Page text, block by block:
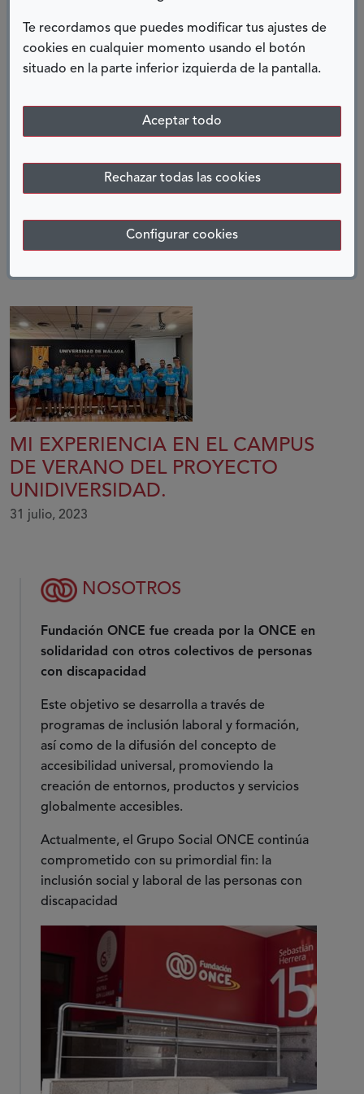
Te recordamos que puedes modificar tus ajustes de
cookies en cualquier momento usando el botón
situado en la parte inferior izquierda de la pantalla.
Aceptar todo
Rechazar todas las cookies
Configurar cookies
10 septiembre, 2024
MI EXPERIENCIA EN EL CAMPUS
DE VERANO DEL PROYECTO
UNIDIVERSIDAD.
31 julio, 2023
NOSOTROS
Fundación ONCE fue creada por la ONCE en
solidaridad con otros colectivos de personas
con discapacidad
Este objetivo se desarrolla a través de
programas de inclusión laboral y formación,
así como de la difusión del concepto de
accesibilidad universal, promoviendo la
creación de entornos, productos y servicios
globalmente accesibles.
Actualmente, el Grupo Social ONCE continúa
comprometido con su primordial fin: la
inclusión social y laboral de las personas con
discapacidad